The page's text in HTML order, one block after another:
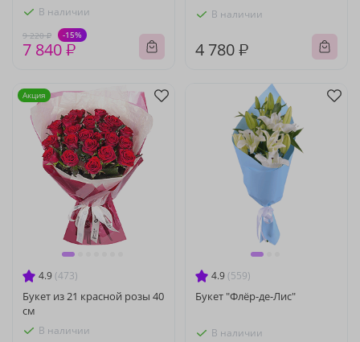
В наличии
9 220 ₽ -15%
7 840 ₽
В наличии
4 780 ₽
4.9 (473)
Букет из 21 красной розы 40
см
В наличии
Акция
4.9 (559)
Букет "Флёр-де-Лис"
В наличии